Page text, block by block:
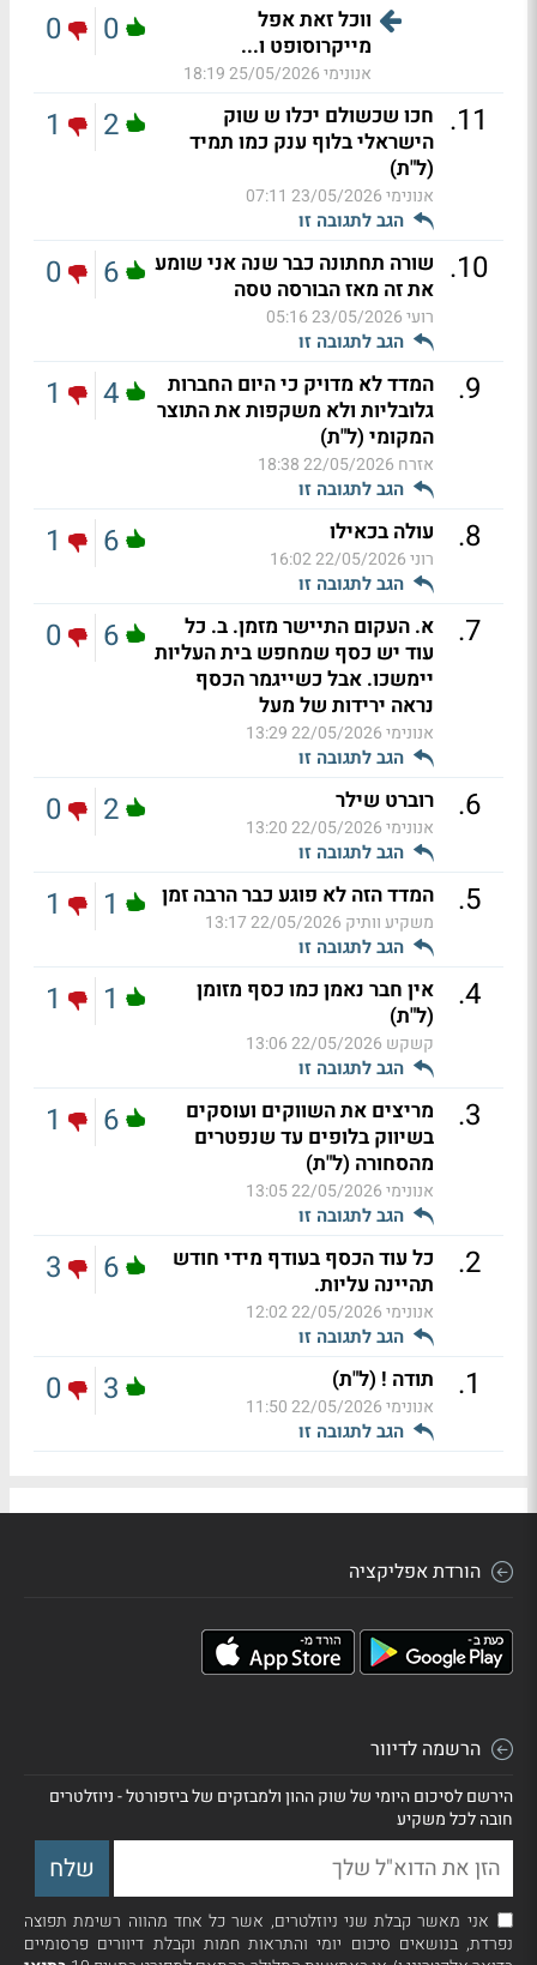
ווכל זאת אפל
מייקרוסופט ו...
אנונימי25/05/2026 18:19
0
0
11
. חכו שכשולם יכלו ש שוק
הישראלי בלוף ענק כמו תמיד
(ל"ת)
אנונימי23/05/2026 07:11
הגב לתגובה זו
2
1
10
. שורה תחתונה כבר שנה אני שומע
את זה מאז הבורסה טסה
רועי23/05/2026 05:16
הגב לתגובה זו
6
0
9
.
המדד לא מדויק כי היום החברות
גלובליות ולא משקפות את התוצר
המקומי (ל"ת)
אזרח 22/05/2026 18:38
הגב לתגובה זו
4
1
8
. עולה בכאילו
רוני22/05/2026 16:02
הגב לתגובה זו
6
1
7
.
א. העקום התיישר מזמן. ב. כל
עוד יש כסף שמחפש בית העליות
יימשכו. אבל כשייגמר הכסף
נראה ירידות של מעל
אנונימי22/05/2026 13:29
הגב לתגובה זו
6
0
6
. רוברט שילר
אנונימי22/05/2026 13:20
הגב לתגובה זו
2
0
5
. המדד הזה לא פוגע כבר הרבה זמן
משקיע וותיק 22/05/2026 13:17
הגב לתגובה זו
1
1
4
.
אין חבר נאמן כמו כסף מזומן
(ל"ת)
קשקש 22/05/2026 13:06
הגב לתגובה זו
1
1
3
.
מריצים את השווקים ועוסקים
בשיווק בלופים עד שנפטרים
מהסחורה (ל"ת)
אנונימי22/05/2026 13:05
הגב לתגובה זו
6
1
2
.
כל עוד הכסף בעודף מידי חודש
תהיינה עליות.
אנונימי22/05/2026 12:02
הגב לתגובה זו
6
3
1
. תודה ! (ל"ת)
אנונימי22/05/2026 11:50
הגב לתגובה זו
3
0
הורדת אפליקציה
הרשמה לדיוור
הירשם לסיכום היומי של שוק ההון ולמבזקים של ביזפורטל - ניוזלטרים
חובה לכל משקיע
אני מאשר קבלת שני ניוזלטרים, אשר כל אחד מהווה רשימת תפוצה
נפרדת, בנושאים סיכום יומי והתראות חמות וקבלת דיוורים פרסומיים